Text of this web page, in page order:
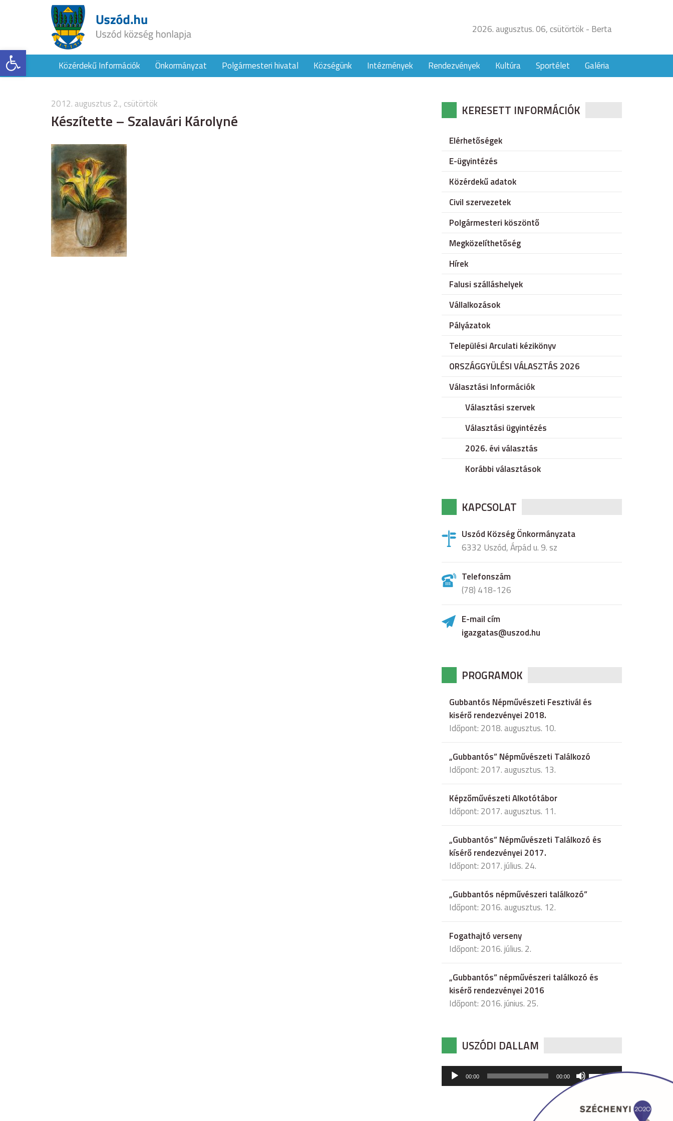
Eszköztár megnyitása
2026. augusztus. 06, csütörtök - Berta
Közérdekű Információk Önkormányzat Polgármesteri hivatal Községünk Intézmények Rendezvények Kultúra Sportélet Galéria
2012. augusztus 2., csütörtök
Készítette – Szalavári Károlyné KERESETT INFORMÁCIÓK
Elérhetőségek
E-ügyintézés
Közérdekű adatok
Civil szervezetek
Polgármesteri köszöntő
Megközelíthetőség
Hírek
Falusi szálláshelyek
Vállalkozások
Pályázatok
Települési Arculati kézikönyv
ORSZÁGGYÜLÉSI VÁLASZTÁS 2026
Választási Információk
Választási szervek
Választási ügyintézés
2026. évi választás
Korábbi választások
KAPCSOLAT
Uszód Község Önkormányzata
6332 Uszód, Árpád u. 9. sz
Telefonszám
(78) 418-126
E-mail cím
igazgatas@uszod.hu
PROGRAMOK
Gubbantós Népművészeti Fesztivál és
kisérő rendezvényei 2018.
Időpont: 2018. augusztus. 10.
„Gubbantós” Népművészeti Találkozó
Időpont: 2017. augusztus. 13.
Képzőművészeti Alkotótábor
Időpont: 2017. augusztus. 11.
„Gubbantós” Népművészeti Találkozó és
kísérő rendezvényei 2017.
Időpont: 2017. július. 24.
„Gubbantós népművészeri találkozó”
Időpont: 2016. augusztus. 12.
Fogathajtó verseny
Időpont: 2016. július. 2.
„Gubbantós” népművészeri találkozó és
kisérő rendezvényei 2016
Időpont: 2016. június. 25.
USZÓDI DALLAM
Audió
lejátszó
00:00 00:00
hangerő
csökkentéséhez